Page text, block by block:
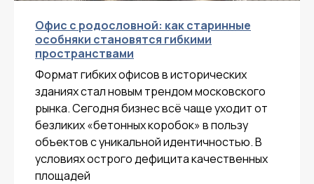
Офис с родословной: как старинные
особняки становятся гибкими
пространствами
Формат гибких офисов в исторических
зданиях стал новым трендом московского
рынка. Сегодня бизнес всё чаще уходит от
безликих «бетонных коробок» в пользу
объектов с уникальной идентичностью. В
условиях острого дефицита качественных
площадей